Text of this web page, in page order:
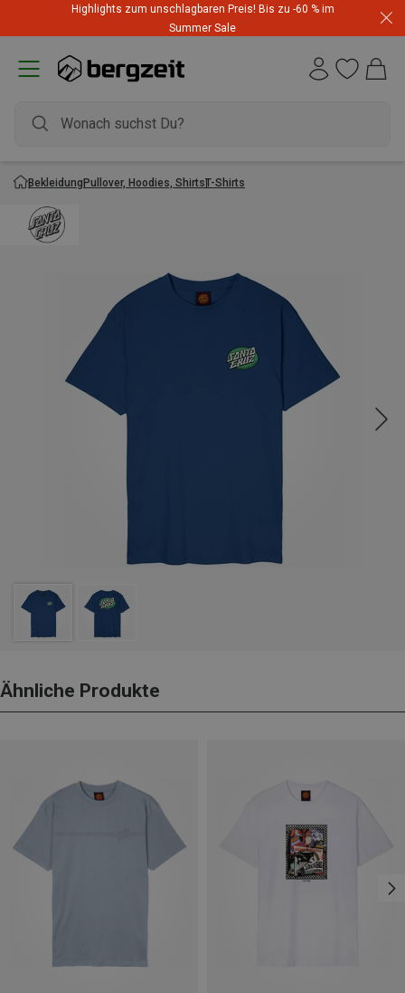
Highlights zum unschlagbaren Preis! Bis zu -60 % im
Summer Sale
BekleidungPullover, Hoodies, ShirtsT-Shirts
Ähnliche Produkte